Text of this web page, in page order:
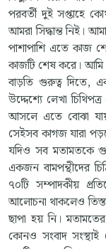
পরবর্তী দুই সপ্তাহে
আমরা সিদ্ধান্ত নিই।
পাশাপাশি এতে কাজ
কাজটি শেষ করে। আমি
বাড়তি গুরুত্ব দিতে,
উদ্দেশ্যে লেখা
আসলে এতে বোঝা
সেইসব কাগজ যারা
যদিও সব মতামতকে
একজন বামপন্থীদের
৭০টি সম্পাদকীয়
আলোচনা থাকলেও
ছাপা হয় নি।
কোনও সংবাদ সংস্থাই